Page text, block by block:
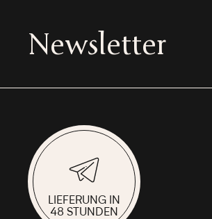
Newsletter
LIEFERUNG IN
48 STUNDEN